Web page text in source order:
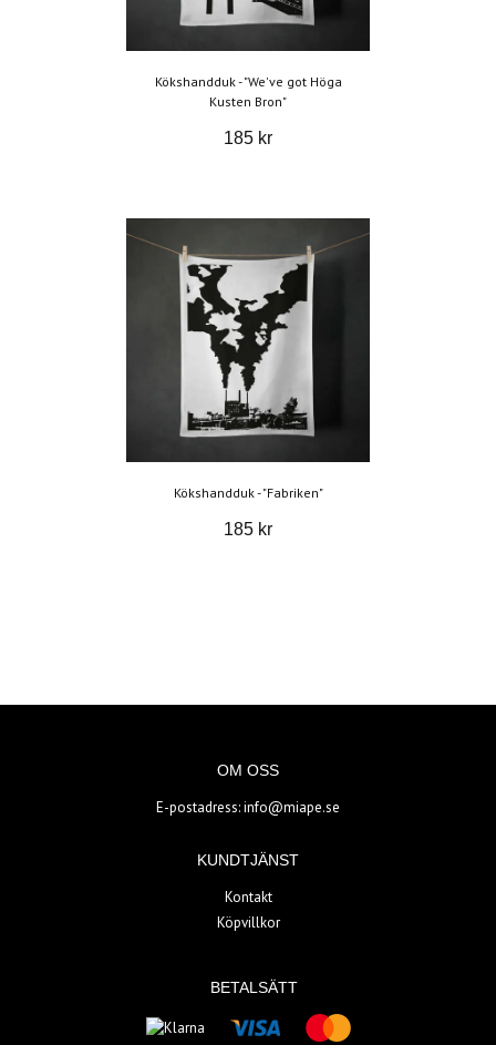
Kökshandduk - "We've got Höga
Kusten Bron"
185 kr
Kökshandduk - "Fabriken"
185 kr
OM OSS
E-postadress:info@miape.se
KUNDTJÄNST
Kontakt
Köpvillkor
BETALSÄTT